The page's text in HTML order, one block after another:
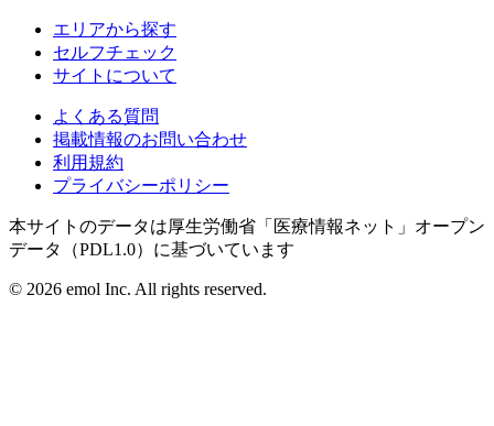
エリアから探す
セルフチェック
サイトについて
よくある質問
掲載情報のお問い合わせ
利用規約
プライバシーポリシー
本サイトのデータは厚生労働省「医療情報ネット」オープン
データ（PDL1.0）に基づいています
© 2026 emol Inc. All rights reserved.